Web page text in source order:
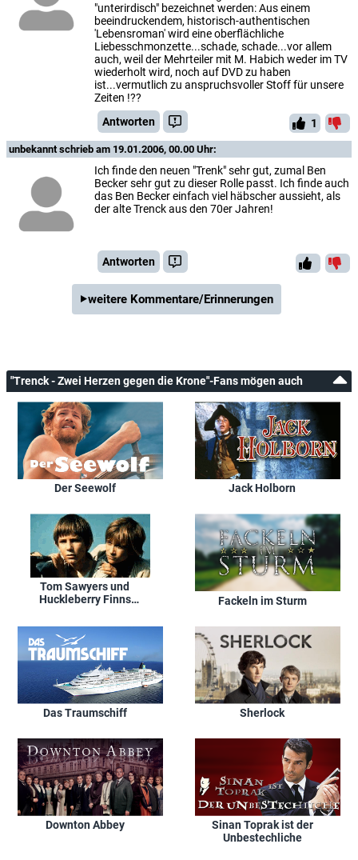
"unterirdisch" bezeichnet werden: Aus einem
beeindruckendem, historisch-authentischen
'Lebensroman' wird eine oberflächliche
Liebesschmonzette...schade, schade...vor allem
auch, weil der Mehrteiler mit M. Habich weder im TV
wiederholt wird, noch auf DVD zu haben
ist...vermutlich zu anspruchsvoller Stoff für unsere
Zeiten !??
Antworten
1
unbekanntschrieb am 19.01.2006, 00.00 Uhr:
Ich finde den neuen "Trenk" sehr gut, zumal Ben
Becker sehr gut zu dieser Rolle passt. Ich finde auch
das Ben Becker einfach viel häbscher aussieht, als
der alte Trenck aus den 70er Jahren!
Antworten
weitere Kommentare/Erinnerungen
"Trenck - Zwei Herzen gegen die Krone"-Fans mögen auch
Der Seewolf Jack Holborn
Tom Sawyers und
Huckleberry Finns
Fackeln im Sturm
Das Traumschiff Sherlock
Downton Abbey
Sinan Toprak ist der
Unbestechliche